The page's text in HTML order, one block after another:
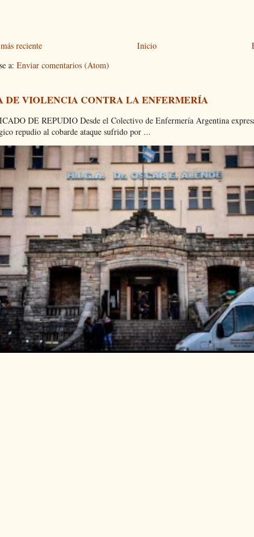
reciente
Inicio
a: Enviar comentarios (Atom)
DE VIOLENCIA CONTRA LA ENFERMERÍA
DE REPUDIO Desde el Colectivo de Enfermería Argentina
repudio al cobarde ataque sufrido por ...